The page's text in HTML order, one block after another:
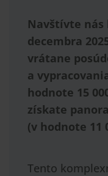
Navštívte nás
decembra
vrátane
a
hodnote 15
získate
(v hodnote 11
Tento